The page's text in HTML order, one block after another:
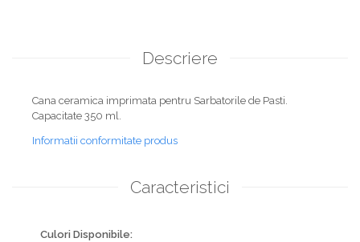
Descriere
Cana ceramica imprimata pentru Sarbatorile de Pasti.
Capacitate 350 ml.
Informatii conformitate produs
Caracteristici
Culori Disponibile: